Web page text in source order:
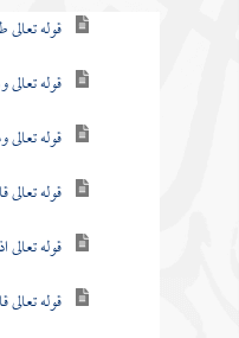
قوله
قوله
قوله
قوله
قوله
قوله